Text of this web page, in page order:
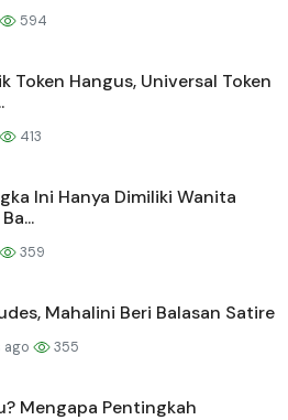
594
Token Hangus, Universal Token
413
Ini Hanya Dimiliki Wanita
359
Mahalini Beri Balasan Satire
ago 355
Mengapa Pentingkah